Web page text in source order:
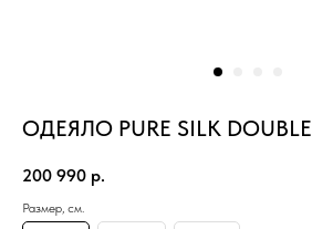
ОДЕЯЛО PURE SILK DOUBLE
200 990 р.
Размер, см.